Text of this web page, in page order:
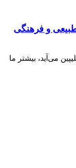
و فرهنگی
می‌آید، بیشتر ما